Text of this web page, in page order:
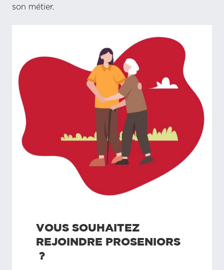
son métier.
VOUS SOUHAITEZ
REJOINDRE PROSENIORS
?